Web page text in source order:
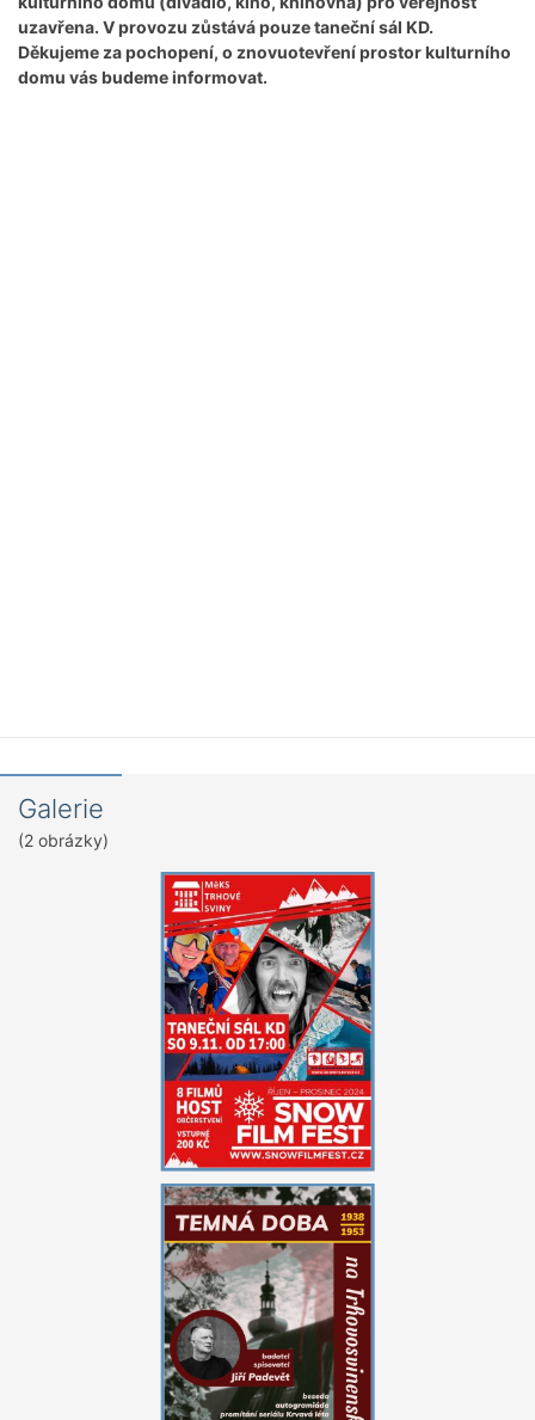
uzavřena. V provozu zůstává pouze taneční sál KD.
Děkujeme za pochopení, o znovuotevření prostor kulturního
domu vás budeme informovat.
Galerie
(2 obrázky)